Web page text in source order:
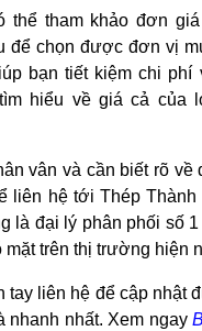
thể tham khảo đơn
để chọn được đơn vị
bạn tiết kiệm chi phí
hiểu về giá cả của
vân và cần biết rõ về
liên hệ tới Thép Thành
là đại lý phân phối số
trên thị trường hiện
tay liên hệ để cập nhật
nhanh nhất. Xem ngay